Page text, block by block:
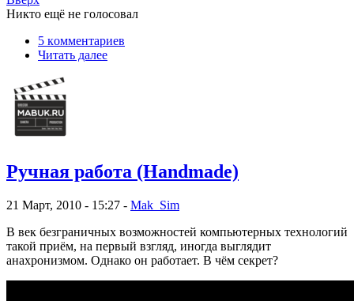
Никто ещё не голосовал
5 кoммeнтаpиев
Читать далее
Ручная работа (Handmade)
21 Март, 2010 - 15:27 - Mak_Sim
В век безграничных возможностей компьютерных технологий
такой приём, на первый взгляд, иногда выглядит
анахронизмом. Однако он работает. В чём секрет?